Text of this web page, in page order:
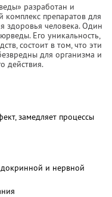
разработан и
препаратов для
здоровья человека. Один
Его уникальность,
состоит в том, что эти
для организма и
действия.
замедляет процессы
и нервной